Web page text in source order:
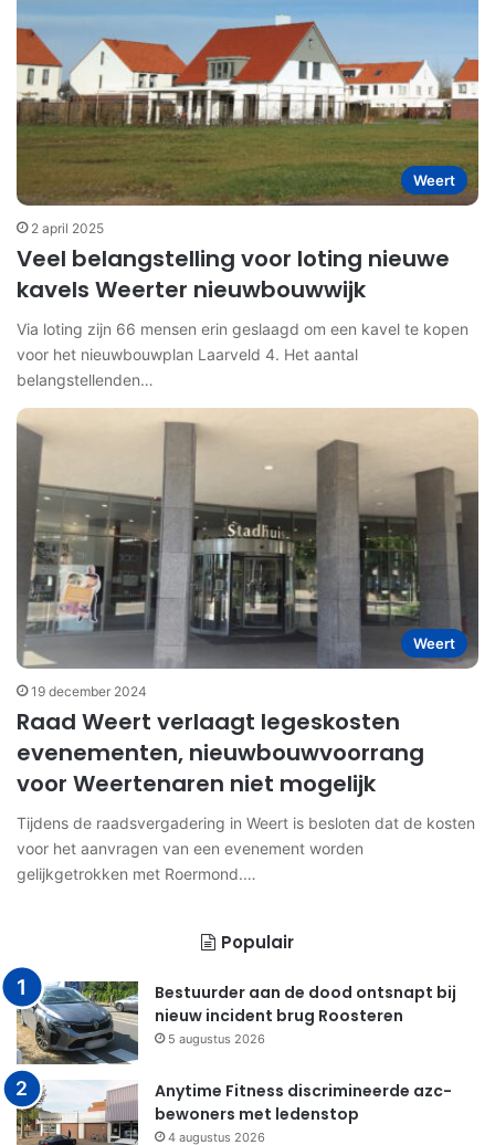
Weert
2 april 2025
Veel belangstelling voor loting nieuwe
kavels Weerter nieuwbouwwijk
Via loting zijn 66 mensen erin geslaagd om een kavel te kopen
voor het nieuwbouwplan Laarveld 4. Het aantal
belangstellenden…
Weert
19 december 2024
Raad Weert verlaagt legeskosten
evenementen, nieuwbouwvoorrang
voor Weertenaren niet mogelijk
Tijdens de raadsvergadering in Weert is besloten dat de kosten
voor het aanvragen van een evenement worden
gelijkgetrokken met Roermond.…
Populair
Bestuurder aan de dood ontsnapt bij
nieuw incident brug Roosteren
5 augustus 2026
Anytime Fitness discrimineerde azc-
bewoners met ledenstop
4 augustus 2026